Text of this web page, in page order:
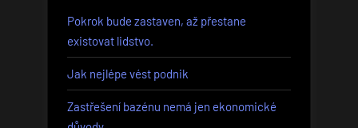
Pokrok bude zastaven, až přestane
existovat lidstvo.
Jak nejlépe vést podnik
Zastřešení bazénu nemá jen ekonomické